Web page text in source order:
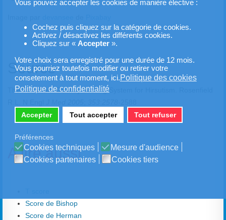
Vous pouvez accepter les cookies de manière élective :
Cochez puis cliquez sur la catégorie de cookies.
Activez / désactivez les différents cookies.
Cliquez sur « Accepter».
Votre choix sera enregistré pour une durée de 12 mois.
Vous pourriez toutefois modifier ou retirer votre
consetement à tout moment, ici.Politique des cookies
Politique de confidentialité
Accepter Tout accepter Tout refuser
Préférences
Cookies techniques
Mesure d'audience
Cookies partenaires
Cookies tiers
Source
The Ferriman–Gallwey Scoring System for Hirsutism. Rosenfield
A lire aussi
Score de Bishop
Score de Herman